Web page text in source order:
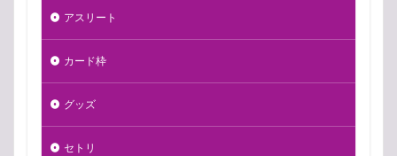
アスリート
カード枠
グッズ
セトリ